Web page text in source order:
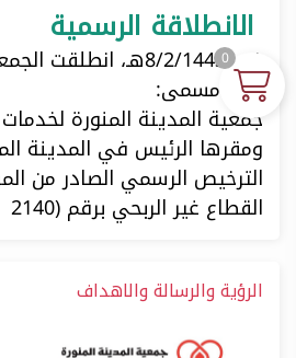
الانطلاقة الرسمية
في 8/2/1443هـ،
تحت مسمى:
جمعية المدينة المنورة
ومقرها الرئيس في المدينة
الترخيص الرسمي الصادر من
القطاع غير الربحي برقم (2140
الرؤية والرسالة والاهداف
0